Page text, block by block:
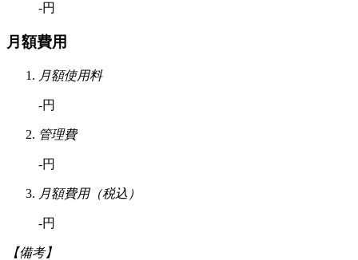
-円
月額費用
月額使用料
-円
管理費
-円
月額費用（税込）
-円
【備考】